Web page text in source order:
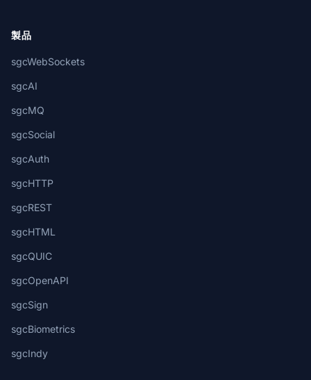
製品
sgcWebSockets
sgcAI
sgcMQ
sgcSocial
sgcAuth
sgcHTTP
sgcREST
sgcHTML
sgcQUIC
sgcOpenAPI
sgcSign
sgcBiometrics
sgcIndy